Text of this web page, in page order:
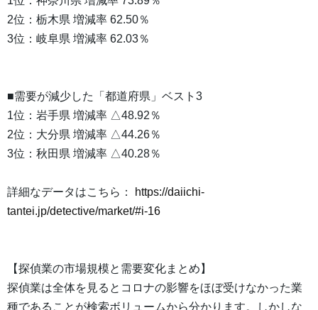
2位：栃木県 増減率 62.50％
3位：岐阜県 増減率 62.03％
■需要が減少した「都道府県」ベスト3
1位：岩手県 増減率 △48.92％
2位：大分県 増減率 △44.26％
3位：秋田県 増減率 △40.28％
詳細なデータはこちら：
https://daiichi-
tantei.jp/detective/market/#i-16
【探偵業の市場規模と需要変化まとめ】
探偵業は全体を見るとコロナの影響をほぼ受けなかった業
種であることが検索ボリュームから分かります。しかしな